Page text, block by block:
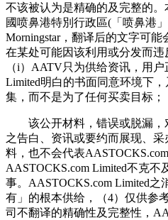
不该被认为是精确的及完整的
國喷鼻港特別行政區(「喷鼻港
Morningstar，翻译后的文字可
在某处可能因该利用或分发而违
（i）AATV只为供给资讯，用
Limited明白的书面同意环境下
集，而不是为了任何买卖目标；
该公开材料，错误或脱漏，
之告白、资讯或要约而展现、
料，也不会代表
AASTOCKS.com Limited不克
事。AASTOCKS.com Limited
有」的根本供给，（4）仅供参
司不翻译的精确性及完整性，